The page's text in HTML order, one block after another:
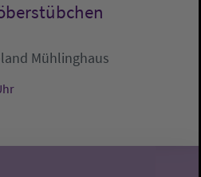
Mühlinghaus